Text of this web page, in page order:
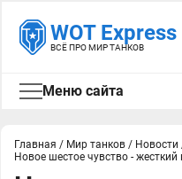
WOT Express
ВСЁ ПРО МИР ТАНКОВ
Меню сайта
Главная / Мир танков / Новости
Новое шестое чувство -